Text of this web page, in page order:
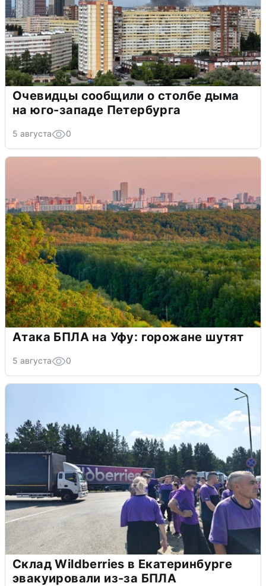
Очевидцы сообщили о столбе дыма
на юго-западе Петербурга
5 августа 0
Атака БПЛА на Уфу: горожане шутят
5 августа 0
Склад Wildberries в Екатеринбурге
эвакуировали из-за БПЛА